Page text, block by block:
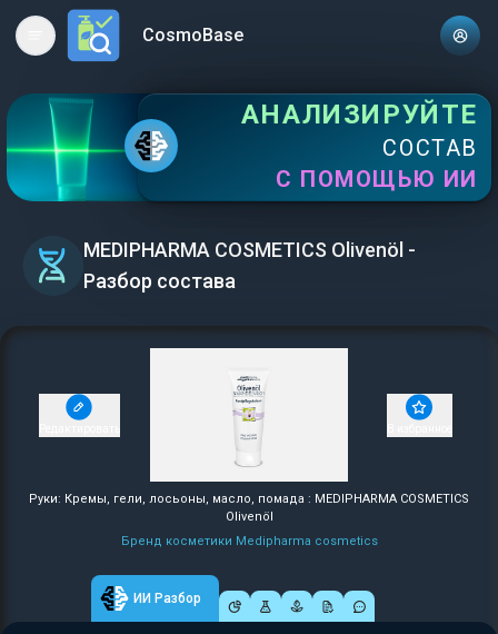
Open main menuCosmoBase
АНАЛИЗИРУЙТЕ
СОСТАВ
С ПОМОЩЬЮ ИИ
MEDIPHARMA COSMETICS Olivenöl -
Разбор состава
Руки: Кремы, гели, лосьоны, масло, помада : MEDIPHARMA COSMETICS
Olivenöl
Бренд косметики Medipharma cosmetics
ИИ Разбор